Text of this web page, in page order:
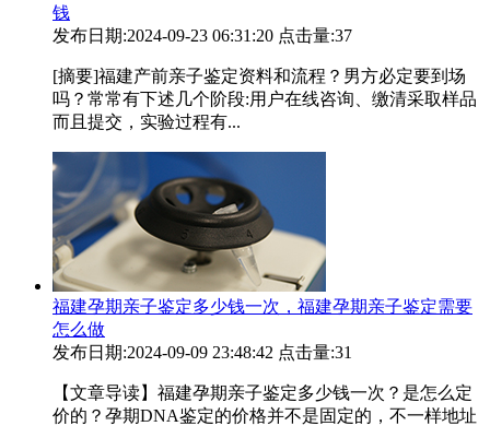
钱
发布日期:2024-09-23 06:31:20 点击量:37
[摘要]福建产前亲子鉴定资料和流程？男方必定要到场
吗？常常有下述几个阶段:用户在线咨询、缴清采取样品
而且提交，实验过程有...
福建孕期亲子鉴定多少钱一次，福建孕期亲子鉴定需要
怎么做
发布日期:2024-09-09 23:48:42 点击量:31
【文章导读】福建孕期亲子鉴定多少钱一次？是怎么定
价的？孕期DNA鉴定的价格并不是固定的，不一样地址